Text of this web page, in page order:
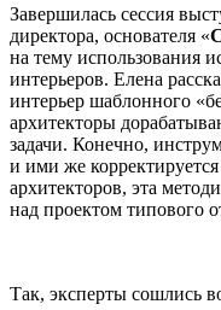
Завершилась сессия
директора, основателя «
на тему использования
интерьеров. Елена
интерьер шаблонного
архитекторы
задачи. Конечно,
и ими же
архитекторов, эта
над проектом типового
Так, эксперты сошлись